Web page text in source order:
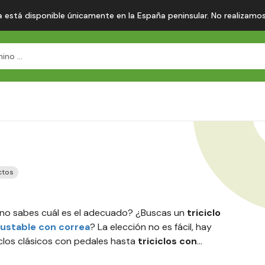
está disponible únicamente en la España peninsular. No
sabes cuál es el adecuado? ¿Buscas un triciclo
con correa? La elección no es fácil, hay
clásicos con pedales hasta triciclos con